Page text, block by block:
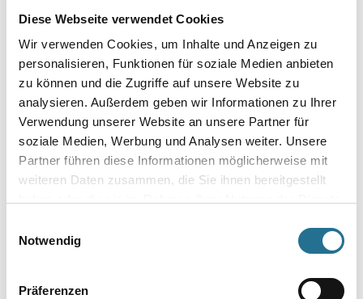
Diese Webseite verwendet Cookies
Wir verwenden Cookies, um Inhalte und Anzeigen zu
personalisieren, Funktionen für soziale Medien anbieten
zu können und die Zugriffe auf unsere Website zu
analysieren. Außerdem geben wir Informationen zu Ihrer
Verwendung unserer Website an unsere Partner für
soziale Medien, Werbung und Analysen weiter. Unsere
Partner führen diese Informationen möglicherweise mit
weiteren Daten zusammen, die Sie ihnen bereitgestellt
Notwendig
Präferenzen
Gebinde
Umrechnungsfaktoren